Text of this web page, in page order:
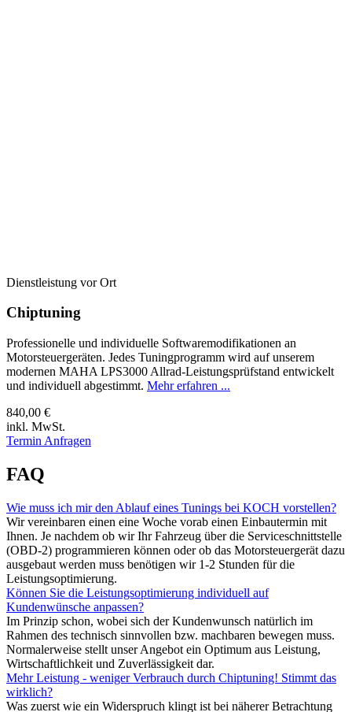
Dienstleistung vor Ort
Chiptuning
Professionelle und individuelle Softwaremodifikationen an
Motorsteuergeräten. Jedes Tuningprogramm wird auf unserem
modernen MAHA LPS3000 Allrad-Leistungsprüfstand entwickelt
und individuell abgestimmt. Mehr erfahren ...
840,00 €
inkl. MwSt.
Termin Anfragen
FAQ
Wie muss ich mir den Ablauf eines Tunings bei KOCH vorstellen?
Wir vereinbaren einen eine Woche vorab einen Einbautermin mit
Ihnen. Je nachdem ob wir Ihr Fahrzeug über die Serviceschnittstelle
(OBD-2) programmieren können oder ob das Motorsteuergerät dazu
ausgebaut werden muss benötigen wir 1-2 Stunden für die
Leistungsoptimierung.
Können Sie die Leistungsoptimierung individuell auf
Kundenwünsche anpassen?
Im Prinzip schon, wobei sich der Kundenwunsch natürlich im
Rahmen des technisch sinnvollen bzw. machbaren bewegen muss.
Normalerweise stellt unser Angebot ein Optimum aus Leistung,
Wirtschaftlichkeit und Zuverlässigkeit dar.
Mehr Leistung - weniger Verbrauch durch Chiptuning! Stimmt das
wirklich?
Was zuerst wie ein Widerspruch klingt ist bei näherer Betrachtung